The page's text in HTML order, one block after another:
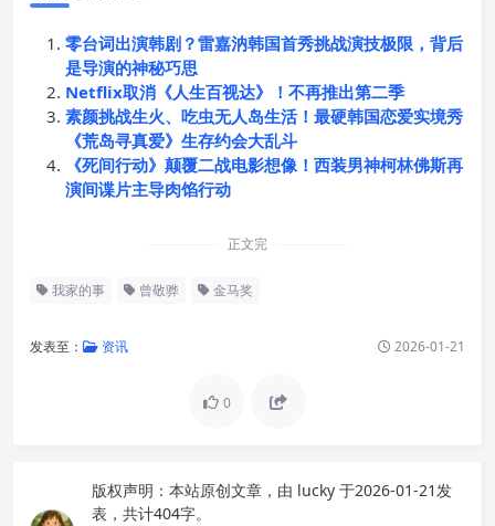
零台词出演韩剧？雷嘉汭韩国首秀挑战演技极限，背后
是导演的神秘巧思
Netflix取消《人生百视达》！不再推出第二季
素颜挑战生火、吃虫无人岛生活！最硬韩国恋爱实境秀
《荒岛寻真爱》生存约会大乱斗
《死间行动》颠覆二战电影想像！西装男神柯林佛斯再
演间谍片主导肉馅行动
正文完
我家的事 曾敬骅 金马奖
发表至： 资讯 2026-01-21
0
版权声明： 本站原创文章，由 lucky 于2026-01-21发
表，共计404字。